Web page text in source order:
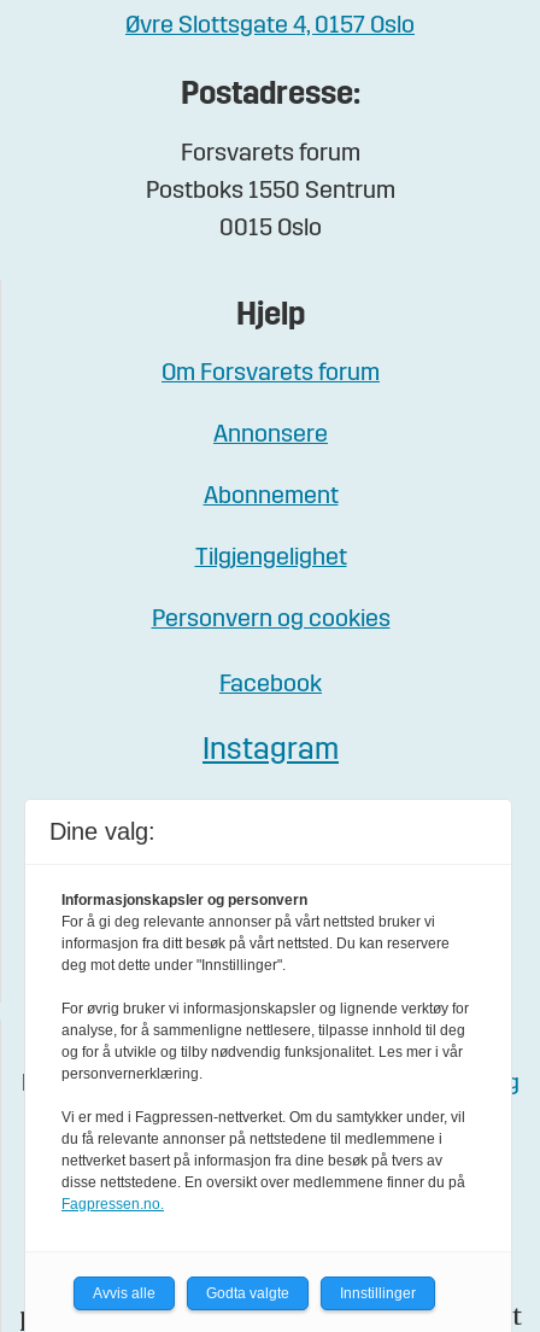
Øvre Slottsgate 4, 0157 Oslo
Postadresse:
Forsvarets forum
Postboks 1550 Sentrum
0015 Oslo
Hjelp
Om Forsvarets forum
Annonsere
Abonnement
Tilgjengelighet
Personvern og cookies
Facebook
Instagram
YouTube
Abonner på nyhetsbrev
Redaksjonen har en fri og uavhengig stilling i
henhold tilLov om redaksjonell uavhengighet og
ansvar i redaktørstyrte medierog
Redaktørplakaten.
Varsom-plakatensregler for god
presseskikk. Den som mener seg rammet
Dine valg:
Informasjonskapsler og personvern
For å gi deg relevante annonser på vårt nettsted bruker vi
informasjon fra ditt besøk på vårt nettsted. Du kan reservere
deg mot dette under "Innstillinger".
For øvrig bruker vi informasjonskapsler og lignende verktøy for
analyse, for å sammenligne nettlesere, tilpasse innhold til deg
og for å utvikle og tilby nødvendig funksjonalitet. Les mer i vår
personvernerklæring.
Vi er med i Fagpressen-nettverket. Om du samtykker under, vil
du få relevante annonser på nettstedene til medlemmene i
nettverket basert på informasjon fra dine besøk på tvers av
disse nettstedene. En oversikt over medlemmene finner du på
Fagpressen.no.
Avvis alle Godta valgte Innstillinger